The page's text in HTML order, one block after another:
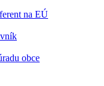
na EÚ
obce